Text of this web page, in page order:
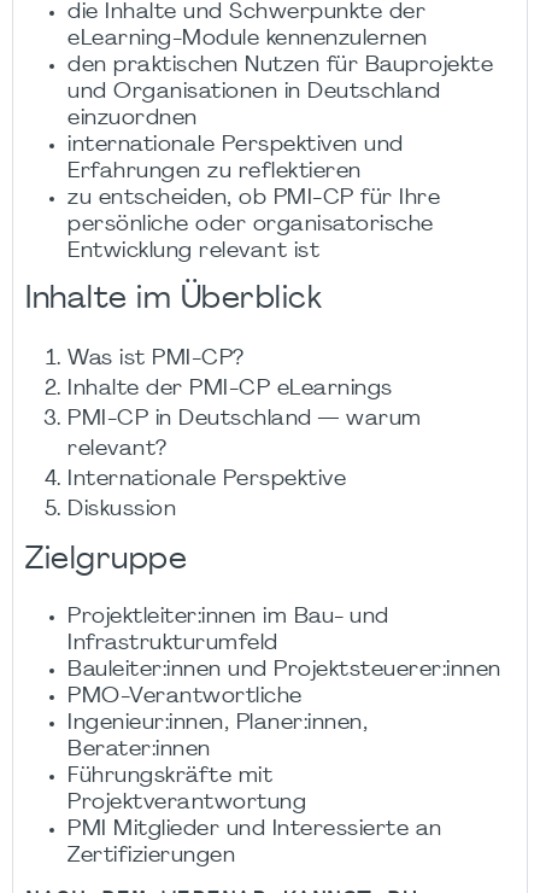
die Inhalte und Schwerpunkte der
eLearning-Module kennenzulernen
den praktischen Nutzen für Bauprojekte
und Organisationen in Deutschland
einzuordnen
internationale Perspektiven und
Erfahrungen zu reflektieren
zu entscheiden, ob PMI-CP für Ihre
persönliche oder organisatorische
Entwicklung relevant ist
Inhalte im Überblick
Was ist PMI-CP?
Inhalte der PMI-CP eLearnings
PMI-CP in Deutschland — warum
relevant?
Internationale Perspektive
Diskussion
Zielgruppe
Projektleiter:innen im Bau- und
Infrastrukturumfeld
Bauleiter:innen und Projektsteuerer:innen
PMO-Verantwortliche
Ingenieur:innen, Planer:innen,
Berater:innen
Führungskräfte mit
Projektverantwortung
PMI Mitglieder und Interessierte an
Zertifizierungen